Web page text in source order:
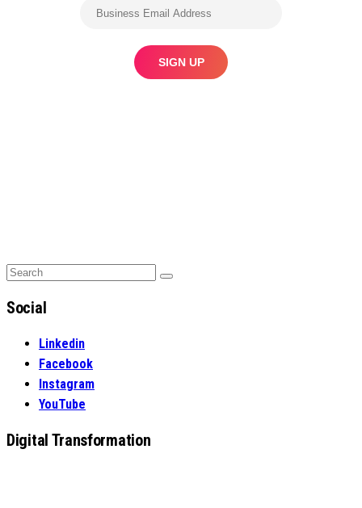
Search
Search
Social
Linkedin
Facebook
Instagram
YouTube
Digital Transformation